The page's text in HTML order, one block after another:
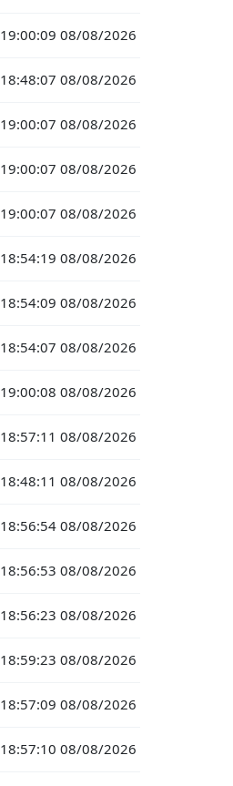
19:00:09 08/08/2026
18:48:07 08/08/2026
19:00:07 08/08/2026
19:00:07 08/08/2026
19:00:07 08/08/2026
18:54:19 08/08/2026
18:54:09 08/08/2026
18:54:07 08/08/2026
19:00:08 08/08/2026
18:57:11 08/08/2026
18:48:11 08/08/2026
18:56:54 08/08/2026
18:56:53 08/08/2026
18:56:23 08/08/2026
18:59:23 08/08/2026
18:57:09 08/08/2026
18:57:10 08/08/2026